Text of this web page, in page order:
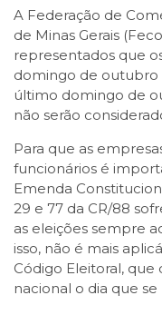
A Federação de
de Minas Gerais
representados que
domingo de outubro
último domingo de
não serão
Para que as
funcionários é
Emenda
29 e 77 da CR/88
as eleições sempre
isso, não é mais
Código Eleitoral,
nacional o dia que se